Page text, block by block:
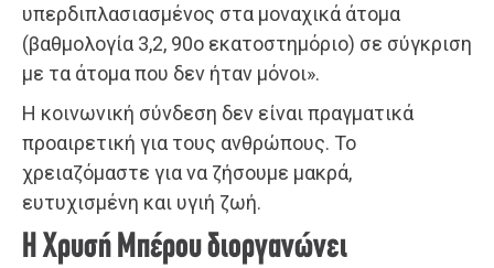
υπερδιπλασιασμένος στα μοναχικά άτομα
(βαθμολογία 3,2, 90ο εκατοστημόριο) σε σύγκριση
με τα άτομα που δεν ήταν μόνοι».
Η κοινωνική σύνδεση δεν είναι πραγματικά
προαιρετική για τους ανθρώπους. Το
χρειαζόμαστε για να ζήσουμε μακρά,
ευτυχισμένη και υγιή ζωή.
Η Χρυσή Μπέρου διοργανώνει